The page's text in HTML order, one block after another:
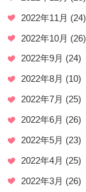
2022年11月 (24)
2022年10月 (26)
2022年9月 (24)
2022年8月 (10)
2022年7月 (25)
2022年6月 (26)
2022年5月 (23)
2022年4月 (25)
2022年3月 (26)